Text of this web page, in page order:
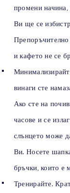
промени
Ви ще се
и кафето не се
винаги сте
Ако сте на
часове и се
слънцето може
Ви. Носете
бръчки, които е
Тренирайте.